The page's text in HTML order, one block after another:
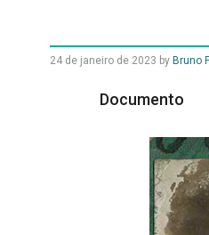
24 de janeiro de 2023 by Bruno
Documento